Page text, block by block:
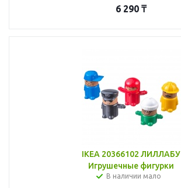
6 290 ₸
IKEA 20366102 ЛИЛЛАБУ
Игрушечные фигурки
В наличии мало